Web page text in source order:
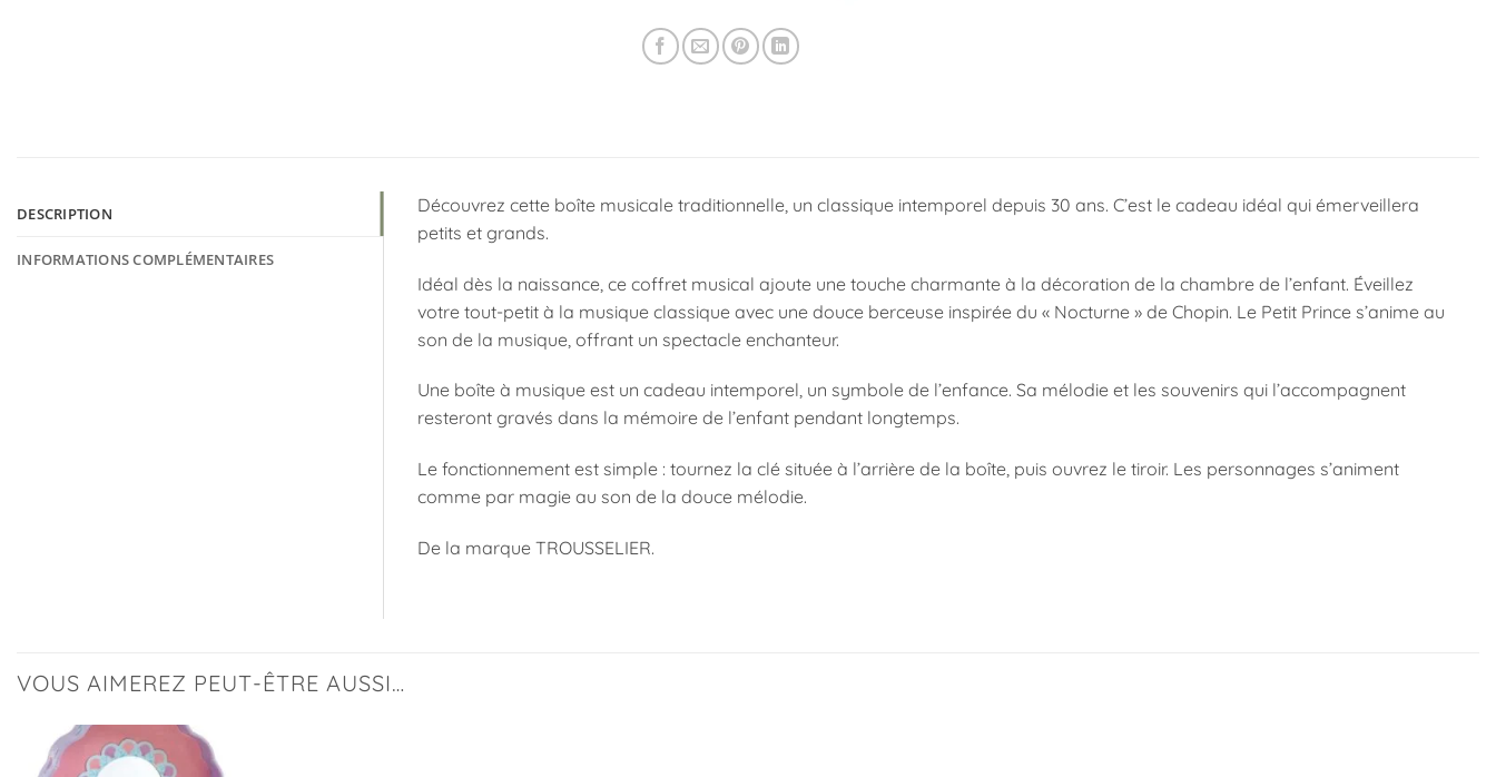
DESCRIPTION
INFORMATIONS COMPLÉMENTAIRES
Découvrez cette boîte musicale traditionnelle, un classique intemporel depuis 30 ans. C’est le cadeau idéal qui émerveillera
petits et grands.
Idéal dès la naissance, ce coffret musical ajoute une touche charmante à la décoration de la chambre de l’enfant. Éveillez
votre tout-petit à la musique classique avec une douce berceuse inspirée du « Nocturne » de Chopin. Le Petit Prince s’anime au
son de la musique, offrant un spectacle enchanteur.
Une boîte à musique est un cadeau intemporel, un symbole de l’enfance. Sa mélodie et les souvenirs qui l’accompagnent
resteront gravés dans la mémoire de l’enfant pendant longtemps.
Le fonctionnement est simple : tournez la clé située à l’arrière de la boîte, puis ouvrez le tiroir. Les personnages s’animent
comme par magie au son de la douce mélodie.
De la marque TROUSSELIER.
VOUS AIMEREZ PEUT-ÊTRE AUSSI…